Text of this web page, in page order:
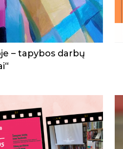
– tapybos darbų